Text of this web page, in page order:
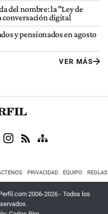
del nombre: la "Ley de
conversación digital
y pensionados en agosto
VER MÁS
PRIVACIDAD EQUIPO
2006-2026 - Todos los